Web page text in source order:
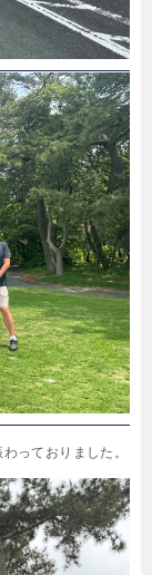
っておりました。